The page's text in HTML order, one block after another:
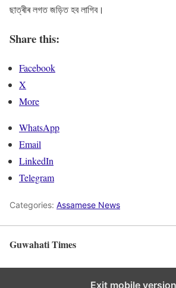
ছাত্ৰীৰ লগত জড়িত হব লাগিব।
Share this:
Facebook
X
More
WhatsApp
Email
LinkedIn
Telegram
Categories: Assamese News
Guwahati Times
Exit mobile version